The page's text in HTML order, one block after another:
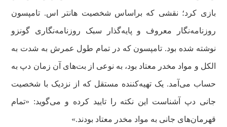
بازی کرد؛ نقشی که براساس شخصیت هانتر اس. تامپسون
روزنامه‌نگار معروف و پایه‌گذار سبک روزنامه‌نگاری گونزو
نوشته شده بود. تامپسون که در تمام طول عمرش به شدت به
الکل و مواد مخدر معتاد بود، به نوعی از بت‌های آن زمان دپ به
حساب می‌آمد. یک تهیه‌کننده مستقل که از نزدیک با شخصیت
جانی دپ آشناست این نکته را تایید کرده و می‌گوید: «تمام
قهرمان‌های جانی به مواد مخدر معتاد بودند.»